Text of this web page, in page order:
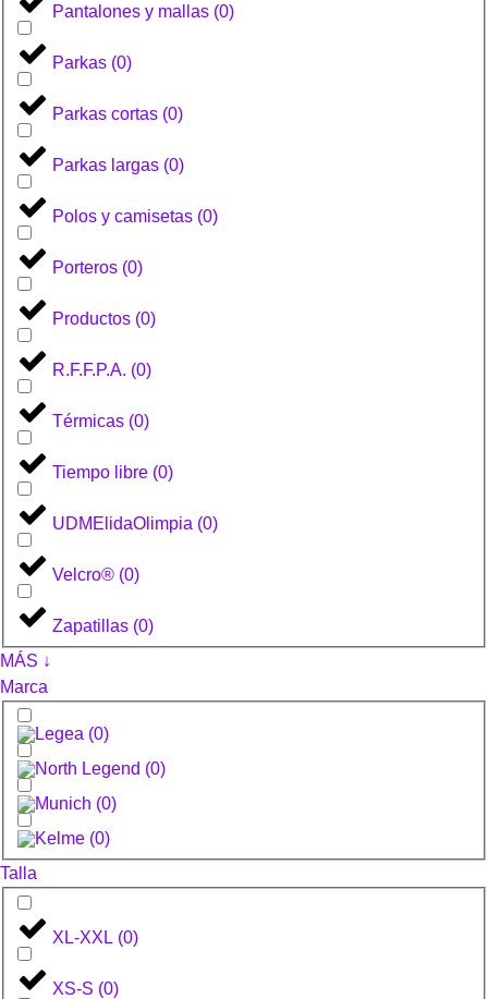
Pantalones y mallas (0)
Parkas (0)
Parkas cortas (0)
Parkas largas (0)
Polos y camisetas (0)
Porteros (0)
Productos (0)
R.F.F.P.A. (0)
Térmicas (0)
Tiempo libre (0)
UDMElidaOlimpia (0)
Velcro® (0)
Zapatillas (0)
MÁS ↓
Marca
(0)
(0)
(0)
(0)
Talla
XL-XXL (0)
XS-S (0)